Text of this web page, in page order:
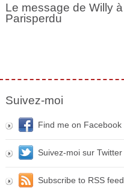
Le message de Willy à
Parisperdu
Suivez-moi
Find me on Facebook
Suivez-moi sur Twitter
Subscribe to RSS feed